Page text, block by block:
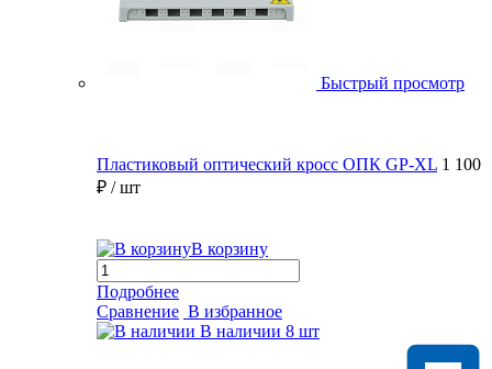
Быстрый просмотр
Пластиковый оптический кросс ОПК GP-XL 1 100
₽ / шт
В корзину
Подробнее
Сравнение В избранное
В наличии 8 шт